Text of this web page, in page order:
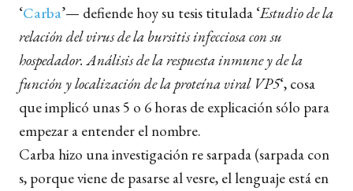
‘Carba’— defiende hoy su tesis titulada ‘Estudio de la
relación del virus de la bursitis infecciosa con su
hospedador. Análisis de la respuesta inmune y de la
función y localización de la proteína viral VP5‘, cosa
que implicó unas 5 o 6 horas de explicación sólo para
empezar a entender el nombre.
Carba hizo una investigación re sarpada (sarpada con
s, porque viene de pasarse al vesre, el lenguaje está en